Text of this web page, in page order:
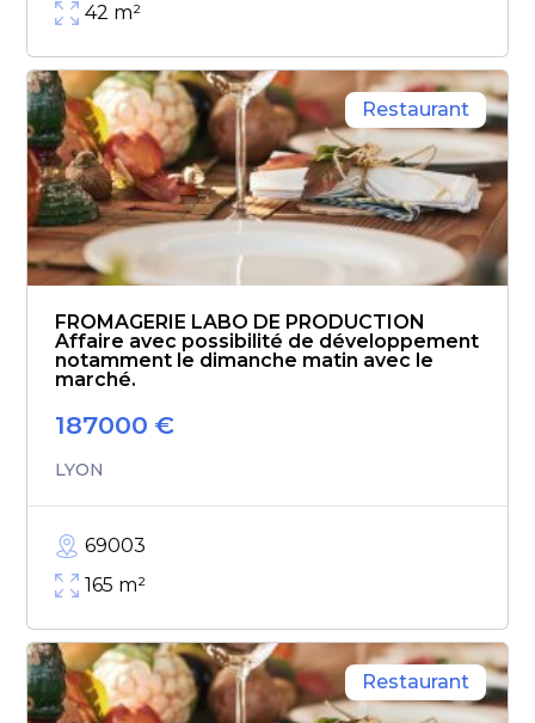
42 m²
Restaurant
FROMAGERIE LABO DE PRODUCTION
Affaire avec possibilité de développement
notamment le dimanche matin avec le
marché.
187000 €
LYON
69003
165 m²
Restaurant